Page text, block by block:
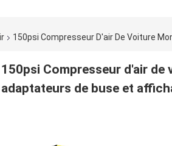
150psi Compresseur D'air De Voiture
150psi Compresseur d'air
adaptateurs de buse et